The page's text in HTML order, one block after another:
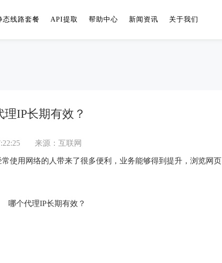
态线路套餐 API提取 帮助中心 新闻资讯 关于我们
理IP长期有效？
来源：互联网
用网络的人带来了很多便利，业务能够得到提升，浏览网页